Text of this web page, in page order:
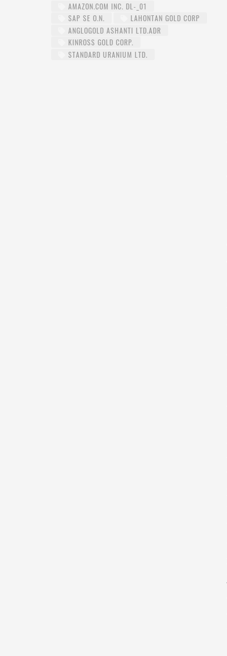
AMAZON.COM INC. DL-_01
SAP SE O.N.
LAHONTAN GOLD CORP
ANGLOGOLD ASHANTI LTD.ADR
KINROSS GOLD CORP.
STANDARD URANIUM LTD.